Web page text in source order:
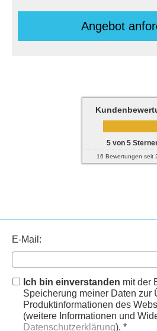
An­ge­bot
5von 5
16 Bewertungen seit
E-Mail:
Ich bin einverstanden mit der
Speicherung meiner Daten zur
Produktinformationen des
(weitere Informationen und
Datenschutzerklärung). *